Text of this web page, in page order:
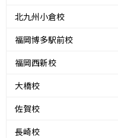
北九州小倉校
福岡博多駅前校
福岡西新校
大橋校
佐賀校
長崎校